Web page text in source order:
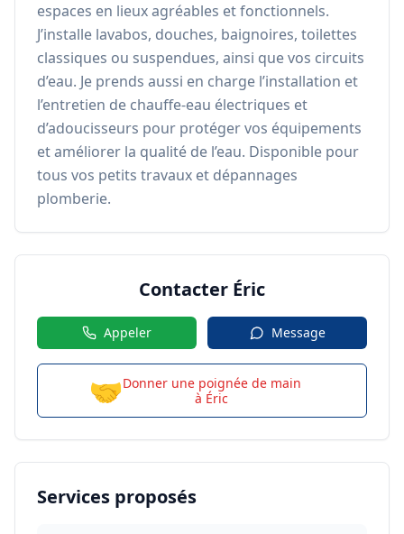
espaces en lieux agréables et fonctionnels.
J’installe lavabos, douches, baignoires, toilettes
classiques ou suspendues, ainsi que vos circuits
d’eau. Je prends aussi en charge l’installation et
l’entretien de chauffe-eau électriques et
d’adoucisseurs pour protéger vos équipements
et améliorer la qualité de l’eau. Disponible pour
tous vos petits travaux et dépannages
plomberie.
Contacter Éric
Appeler Message
🤝Donner une poignée de main
à Éric
Services proposés